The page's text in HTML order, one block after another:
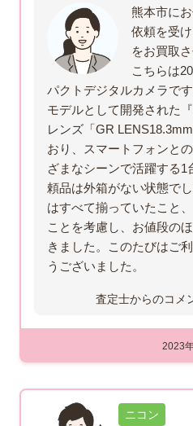
熊本市に
依頼を受
をお買取
こちらは
パクトデジタルカメラで
モデルとして開発された
レンズ「GR
おり、スマートフォンと
ざまなシーンで活躍する1
頼品は外箱がない状態で
はすべて揃っていたこと
ことを考慮し、お値段の
きました。このたびはご
うございました。
査定士からのコメ
2023
ニコン